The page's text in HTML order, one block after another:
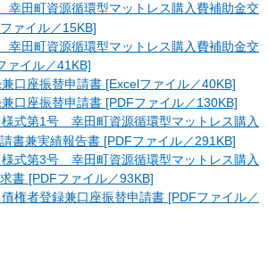
田町資源循環型マットレス購入費補助金交
ァイル／15KB]
田町資源循環型マットレス購入費補助金交
ァイル／41KB]
口座振替申請書 [Excelファイル／40KB]
口座振替申請書 [PDFファイル／130KB]
様式第1号 幸田町資源循環型マットレス購入
書兼実績報告書 [PDFファイル／291KB]
様式第3号 幸田町資源循環型マットレス購入
書 [PDFファイル／93KB]
債権者登録兼口座振替申請書 [PDFファイル／